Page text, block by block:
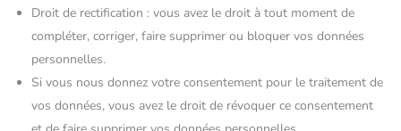
Droit de rectification : vous avez le droit à tout moment de
compléter, corriger, faire supprimer ou bloquer vos données
personnelles.
Si vous nous donnez votre consentement pour le traitement de
vos données, vous avez le droit de révoquer ce consentement